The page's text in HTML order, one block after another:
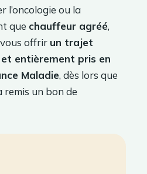
l’oncologie ou la
que chauffeur agréé,
offrir un trajet
entièrement pris en
Maladie, dès lors que
remis un bon de